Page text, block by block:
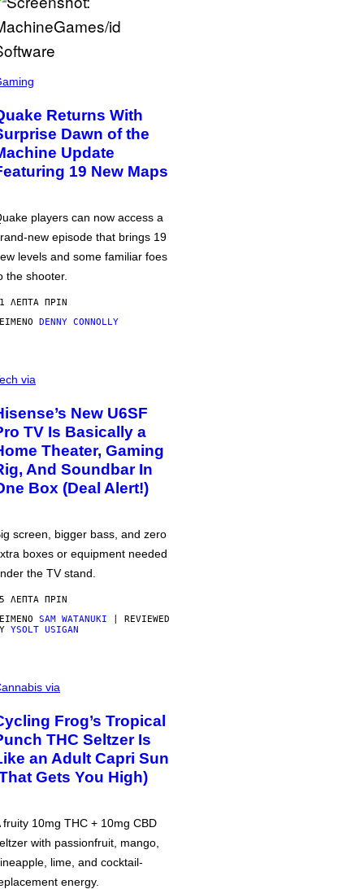
Returns With
Dawn of the
Update
19 New Maps
players can now access a
new episode that brings 19
levels and some familiar foes
the shooter.
ΛΕΠΤΆ ΠΡΙΝ
DENNY CONNOLLY
via
New U6SF
TV Is Basically a
Theater, Gaming
And Soundbar In
Box (Deal Alert!)
screen, bigger bass, and zero
boxes or equipment needed
the TV stand.
ΛΕΠΤΆ ΠΡΙΝ
SAM WATANUKI | REVIEWED
YSOLT USIGAN
via
Frog’s Tropical
THC Seltzer Is
an Adult Capri Sun
Gets You High)
fruity 10mg THC + 10mg CBD
with passionfruit, mango,
lime, and cocktail-
energy.